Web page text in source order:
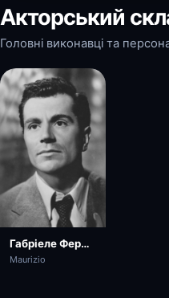
Акторський
Головні виконавці та
Габріеле Ферцетті
Maurizio